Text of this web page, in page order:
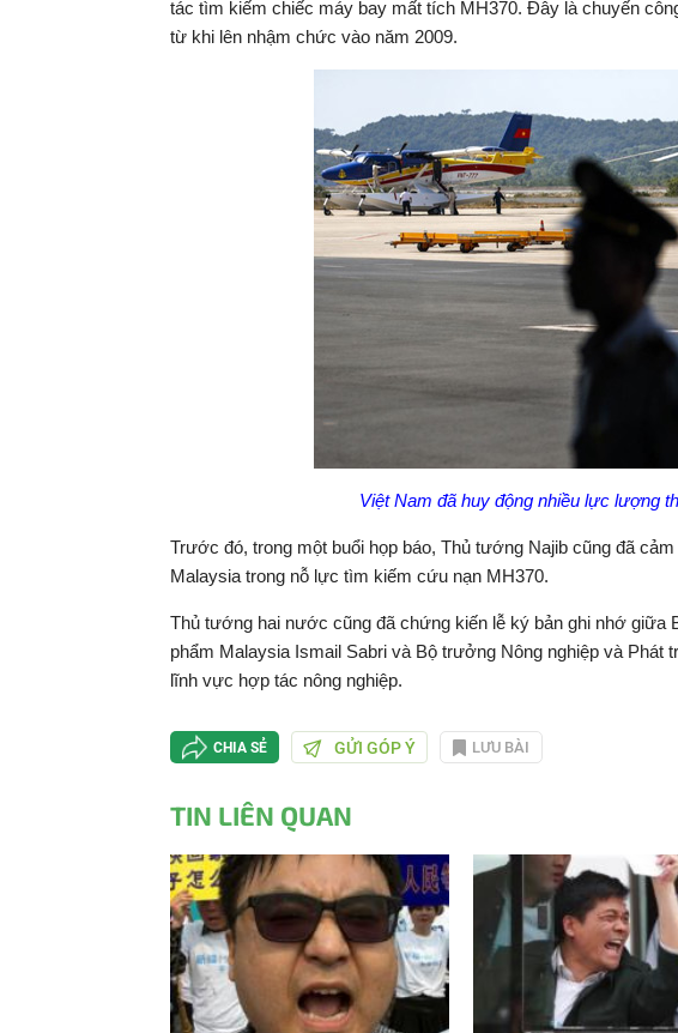
tác tìm kiếm chiếc máy bay mất tích MH370. Đây là chuyến
từ khi lên nhậm chức vào năm 2009.
Việt Nam đã huy động nhiều lực lượng
Trước đó, trong một buổi họp báo, Thủ tướng Najib cũng đã
Malaysia trong nỗ lực tìm kiếm cứu nạn MH370.
Thủ tướng hai nước cũng đã chứng kiến lễ ký bản ghi nhớ giữa
phẩm Malaysia Ismail Sabri và Bộ trưởng Nông nghiệp và Phát
lĩnh vực hợp tác nông nghiệp.
CHIA SẺ GỬI GÓP Ý LƯU BÀI
TIN LIÊN QUAN